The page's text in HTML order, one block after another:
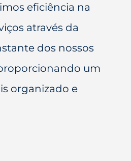
eficiência na
através da
dos nossos
um
organizado e